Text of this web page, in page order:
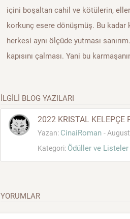
içini boşaltan cahil ve kötülerin,
korkunç esere dönüşmüş. Bu kadar
herkesi aynı ölçüde yutması
kapısını çalması. Yani bu
İLGİLİ BLOG YAZILARI
2022 KRISTAL KELEPÇE
Yazan: CinaiRoman -
Kategori: Ödüller ve Listeler
YORUMLAR